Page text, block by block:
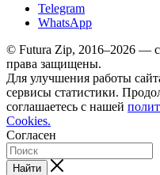
Telegram
WhatsApp
© Futura Zip, 2016–2026 —
права защищены.
Для улучшения работы
сервисы статистики.
соглашаетесь с нашей
Cookies.
Согласен
Найти